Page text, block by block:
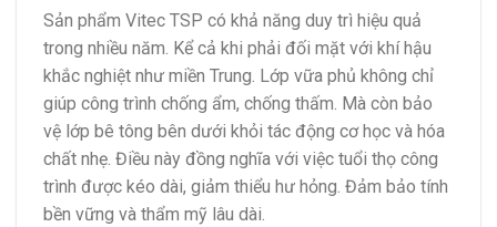
Sản phẩm Vitec TSP có khả năng duy trì hiệu quả
trong nhiều năm. Kể cả khi phải đối mặt với khí hậu
khắc nghiệt như miền Trung. Lớp vữa phủ không chỉ
giúp công trình chống ẩm, chống thấm. Mà còn bảo
vệ lớp bê tông bên dưới khỏi tác động cơ học và hóa
chất nhẹ. Điều này đồng nghĩa với việc tuổi thọ công
trình được kéo dài, giảm thiểu hư hỏng. Đảm bảo tính
bền vững và thẩm mỹ lâu dài.